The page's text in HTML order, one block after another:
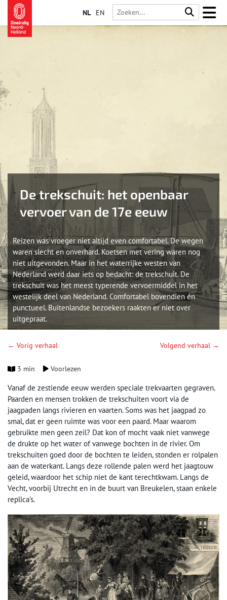
NL EN
De trekschuit: het openbaar
vervoer van de 17e eeuw
Reizen was vroeger niet altijd even comfortabel. De wegen
waren slecht en onverhard. Koetsen met vering waren nog
niet uitgevonden. Maar in het waterrijke westen van
Nederland werd daar iets op bedacht: de trekschuit. De
trekschuit was het meest typerende vervoermiddel in het
westelijk deel van Nederland. Comfortabel bovendien én
punctueel. Buitenlandse bezoekers raakten er niet over
uitgepraat.
← Vorig verhaal Volgend verhaal →
3 min Voorlezen
Vanaf de zestiende eeuw werden speciale trekvaarten gegraven.
Paarden en mensen trokken de trekschuiten voort via de
jaagpaden langs rivieren en vaarten. Soms was het jaagpad zo
smal, dat er geen ruimte was voor een paard. Maar waarom
gebruikte men geen zeil? Dat kon of mocht vaak niet vanwege
de drukte op het water of vanwege bochten in de rivier. Om
trekschuiten goed door de bochten te leiden, stonden er rolpalen
aan de waterkant. Langs deze rollende palen werd het jaagtouw
geleid, waardoor het schip niet de kant terechtkwam. Langs de
Vecht, voorbij Utrecht en in de buurt van Breukelen, staan enkele
replica’s.